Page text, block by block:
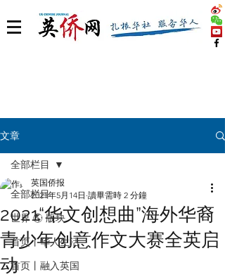
文章
全部栏目
世界 🌎 版块
首页丨华人生活
首页丨融入英国
全部栏目
2021“华文创想曲”海外华裔
青少年创意作文大赛全英启
动
英国侨报
2021年5月14日 讀畢需時 2 分鐘